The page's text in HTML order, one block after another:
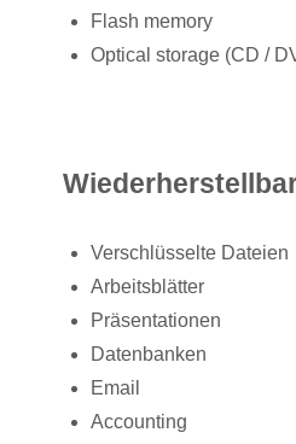
Flash memory
Optical storage (CD /
Verschlüsselte Dateien
Arbeitsblätter
Präsentationen
Datenbanken
Email
Accounting